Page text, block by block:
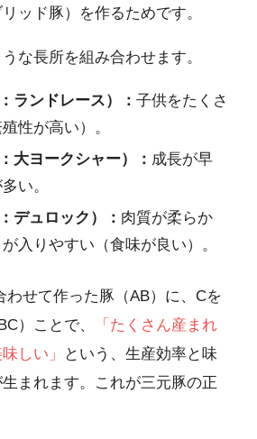
ッド豚）を作るためです。
な長所を組み合わせます。
ランドレース）： 子供をたくさ
性が高い）。
大ヨークシャー）： 成長が早
い。
デュロック）： 肉質が柔らか
入りやすい（食味が良い）。
わせて作った豚（AB）に、Cを
）ことで、
「たくさん産まれ
しい」
という、生産効率と味
まれます。これが三元豚の正